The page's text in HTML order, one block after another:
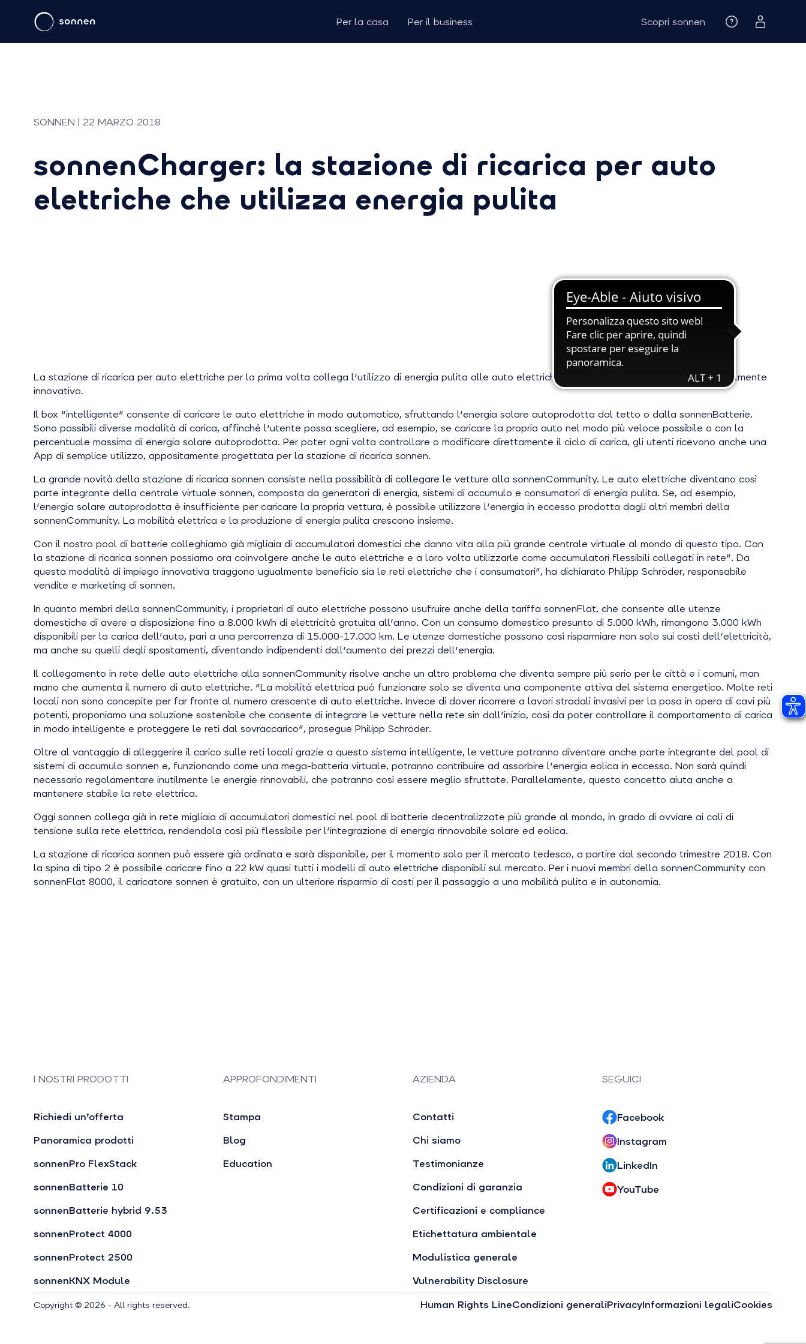
Per la casa Per il business Scopri sonnen
SONNEN | 22 MARZO 2018
sonnenCharger: la stazione di ricarica per auto
elettriche che utilizza energia pulita
La stazione di ricarica per auto elettriche per la prima volta collega l'utilizzo di energia pulita alle auto elettriche, secondo un concetto integrato totalmente
innovativo.
Il box "intelligente" consente di caricare le auto elettriche in modo automatico, sfruttando l'energia solare autoprodotta dal tetto o dalla sonnenBatterie.
Sono possibili diverse modalità di carica, affinché l'utente possa scegliere, ad esempio, se caricare la propria auto nel modo più veloce possibile o con la
percentuale massima di energia solare autoprodotta. Per poter ogni volta controllare o modificare direttamente il ciclo di carica, gli utenti ricevono anche una
App di semplice utilizzo, appositamente progettata per la stazione di ricarica sonnen.
La grande novità della stazione di ricarica sonnen consiste nella possibilità di collegare le vetture alla sonnenCommunity. Le auto elettriche diventano così
parte integrante della centrale virtuale sonnen, composta da generatori di energia, sistemi di accumulo e consumatori di energia pulita. Se, ad esempio,
l'energia solare autoprodotta è insufficiente per caricare la propria vettura, è possibile utilizzare l'energia in eccesso prodotta dagli altri membri della
sonnenCommunity. La mobilità elettrica e la produzione di energia pulita crescono insieme.
Con il nostro pool di batterie colleghiamo già migliaia di accumulatori domestici che danno vita alla più grande centrale virtuale al mondo di questo tipo. Con
la stazione di ricarica sonnen possiamo ora coinvolgere anche le auto elettriche e a loro volta utilizzarle come accumulatori flessibili collegati in rete". Da
questa modalità di impiego innovativa traggono ugualmente beneficio sia le reti elettriche che i consumatori", ha dichiarato Philipp Schröder, responsabile
vendite e marketing di sonnen.
In quanto membri della sonnenCommunity, i proprietari di auto elettriche possono usufruire anche della tariffa sonnenFlat, che consente alle utenze
domestiche di avere a disposizione fino a 8.000 kWh di elettricità gratuita all'anno. Con un consumo domestico presunto di 5.000 kWh, rimangono 3.000 kWh
disponibili per la carica dell'auto, pari a una percorrenza di 15.000-17.000 km. Le utenze domestiche possono così risparmiare non solo sui costi dell'elettricità,
ma anche su quelli degli spostamenti, diventando indipendenti dall'aumento dei prezzi dell'energia.
Il collegamento in rete delle auto elettriche alla sonnenCommunity risolve anche un altro problema che diventa sempre più serio per le città e i comuni, man
mano che aumenta il numero di auto elettriche. "La mobilità elettrica può funzionare solo se diventa una componente attiva del sistema energetico. Molte reti
locali non sono concepite per far fronte al numero crescente di auto elettriche. Invece di dover ricorrere a lavori stradali invasivi per la posa in opera di cavi più
potenti, proponiamo una soluzione sostenibile che consente di integrare le vetture nella rete sin dall'inizio, così da poter controllare il comportamento di carica
in modo intelligente e proteggere le reti dal sovraccarico", prosegue Philipp Schröder.
Oltre al vantaggio di alleggerire il carico sulle reti locali grazie a questo sistema intelligente, le vetture potranno diventare anche parte integrante del pool di
sistemi di accumulo sonnen e, funzionando come una mega-batteria virtuale, potranno contribuire ad assorbire l'energia eolica in eccesso. Non sarà quindi
necessario regolamentare inutilmente le energie rinnovabili, che potranno così essere meglio sfruttate. Parallelamente, questo concetto aiuta anche a
mantenere stabile la rete elettrica.
Oggi sonnen collega già in rete migliaia di accumulatori domestici nel pool di batterie decentralizzate più grande al mondo, in grado di ovviare ai cali di
tensione sulla rete elettrica, rendendola così più flessibile per l'integrazione di energia rinnovabile solare ed eolica.
La stazione di ricarica sonnen può essere già ordinata e sarà disponibile, per il momento solo per il mercato tedesco, a partire dal secondo trimestre 2018. Con
la spina di tipo 2 è possibile caricare fino a 22 kW quasi tutti i modelli di auto elettriche disponibili sul mercato. Per i nuovi membri della sonnenCommunity con
sonnenFlat 8000, il caricatore sonnen è gratuito, con un ulteriore risparmio di costi per il passaggio a una mobilità pulita e in autonomia.
I NOSTRI PRODOTTI
Richiedi un’offerta
Panoramica prodotti
sonnenPro FlexStack
sonnenBatterie 10
sonnenBatterie hybrid 9.53
sonnenProtect 4000
sonnenProtect 2500
sonnenKNX Module
APPROFONDIMENTI
Stampa
Blog
Education
AZIENDA
Contatti
Chi siamo
Testimonianze
Condizioni di garanzia
Certificazioni e compliance
Etichettatura ambientale
Modulistica generale
Vulnerability Disclosure
SEGUICI
Facebook
Instagram
LinkedIn
YouTube
Copyright © 2026 - All rights reserved. Human Rights LineCondizioni generaliPrivacyInformazioni legaliCookies